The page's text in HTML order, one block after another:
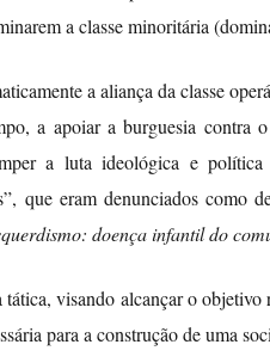
a classe minoritária
a aliança da classe
a apoiar a burguesia contra
a luta ideológica e
que eram denunciados como
doença infantil do
visando alcançar o
para a construção de uma